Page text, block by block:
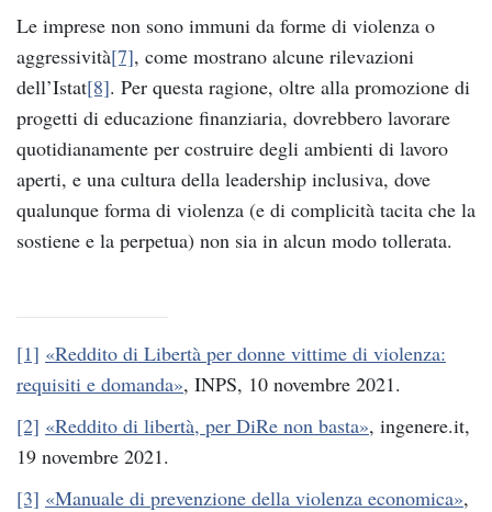
Le imprese non sono immuni da forme di violenza o
aggressività[7], come mostrano alcune rilevazioni
dell’Istat[8]. Per questa ragione, oltre alla promozione di
progetti di educazione finanziaria, dovrebbero lavorare
quotidianamente per costruire degli ambienti di lavoro
aperti, e una cultura della leadership inclusiva, dove
qualunque forma di violenza (e di complicità tacita che la
sostiene e la perpetua) non sia in alcun modo tollerata.
[1] «Reddito di Libertà per donne vittime di violenza:
requisiti e domanda», INPS, 10 novembre 2021.
[2] «Reddito di libertà, per DiRe non basta», ingenere.it,
19 novembre 2021.
[3] «Manuale di prevenzione della violenza economica»,